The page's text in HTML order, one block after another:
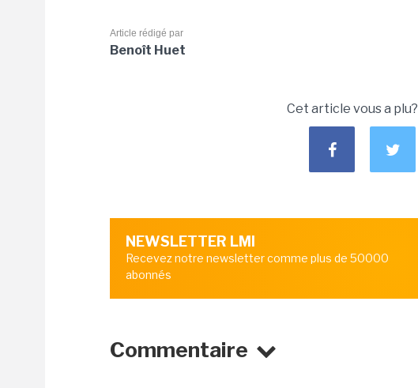
Article rédigé par
Benoît Huet
Cet article vous a plu?
NEWSLETTER LMI
Recevez notre newsletter comme plus de 50000
abonnés
Commentaire